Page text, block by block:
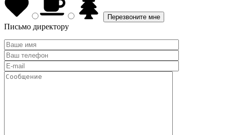
Письмо директору